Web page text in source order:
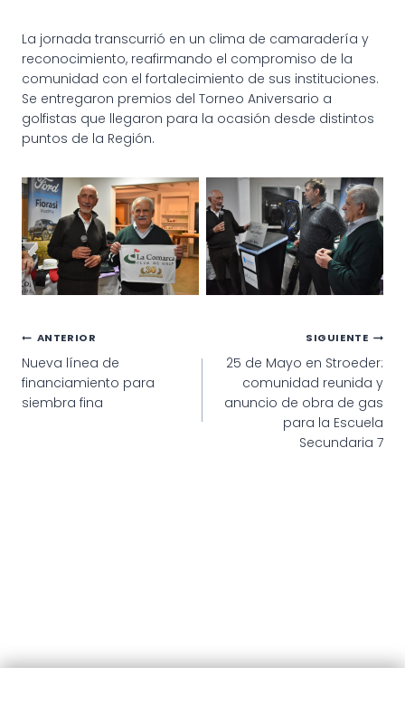
La jornada transcurrió en un clima de camaradería y
reconocimiento, reafirmando el compromiso de la
comunidad con el fortalecimiento de sus instituciones.
Se entregaron premios del Torneo Aniversario a
golfistas que llegaron para la ocasión desde distintos
puntos de la Región.
Navegación
de
entradas
ANTERIOR
Nueva línea de
financiamiento para
siembra fina
SIGUIENTE
25 de Mayo en Stroeder:
comunidad reunida y
anuncio de obra de gas
para la Escuela
Secundaria 7